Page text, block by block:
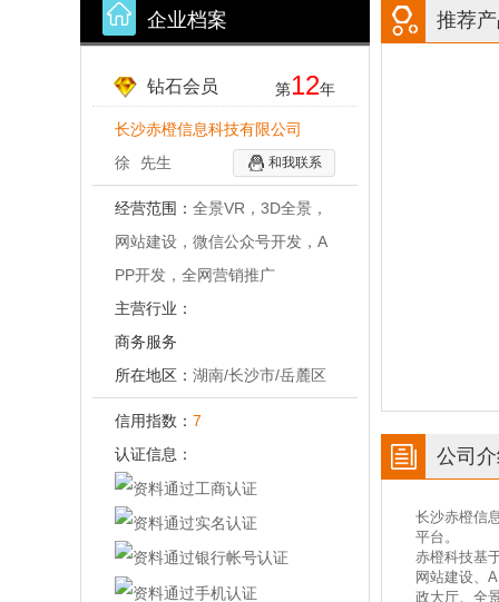
企业档案
钻石会员 第12年
长沙赤橙信息科技有限公司
徐
先生 和我联系
经营范围： 全景VR，3D全景，
网站建设，微信公众号开发，A
PP开发，全网营销推广
主营行业：
商务服务
所在地区： 湖南/长沙市/岳麓区
信用指数： 7
认证信息：
推荐
公司
长沙赤橙信
平台。
赤橙科技基
网站建设、
政大厅、全